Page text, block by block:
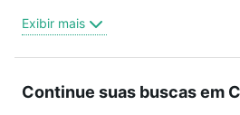
oferta ideal de Imóveis com 3
Jardim Quarto Centenário,
ou por videochamada, é grátis,
Exibir mais
Continue suas buscas em